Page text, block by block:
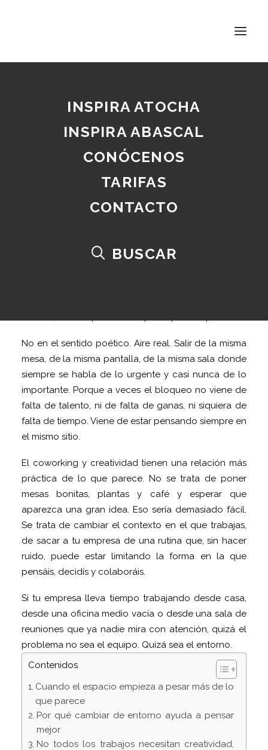
INSPIRA ATOCHA
INSPIRA ABASCAL
CONÓCENOS
TARIFAS
CONTACTO
BUSCAR
creatividad: por qué
cambiar de entorno
activa nuevas ideas
EN
No en el sentido poético. Aire real. Salir de la misma
mesa, de la misma pantalla, de la misma sala donde
siempre se habla de lo urgente y casi nunca de lo
importante. Porque a veces el bloqueo no viene de
falta de talento, ni de falta de ganas, ni siquiera de
falta de tiempo. Viene de estar pensando siempre en
el mismo sitio.
El coworking y creatividad tienen una relación más
práctica de lo que parece. No se trata de poner
mesas bonitas, plantas y café y esperar que
aparezca una gran idea. Eso sería demasiado fácil.
Se trata de cambiar el contexto en el que trabajas,
de sacar a tu empresa de una rutina que, sin hacer
ruido, puede estar limitando la forma en la que
pensáis, decidís y colaboráis.
Si tu empresa lleva tiempo trabajando desde casa,
desde una oficina medio vacía o desde una sala de
reuniones que ya nadie mira con atención, quizá el
problema no sea el equipo. Quizá sea el entorno.
Contenidos
Cuando el espacio empieza a pesar más de lo
que parece
Por qué cambiar de entorno ayuda a pensar
mejor
No todos los trabajos necesitan creatividad,